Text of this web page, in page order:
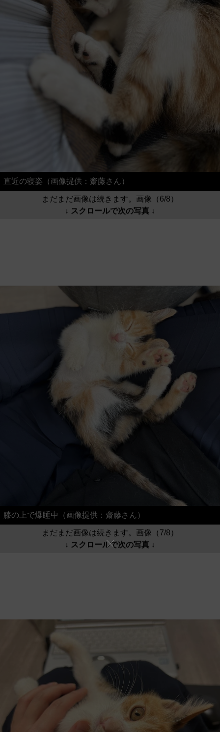
直近の寝姿（画像提供：齋藤さん）
まだまだ画像は続きます。画像（6/8）
↓ スクロールで次の写真 ↓
膝の上で爆睡中（画像提供：齋藤さん）
まだまだ画像は続きます。画像（7/8）
↓ スクロールで次の写真 ↓